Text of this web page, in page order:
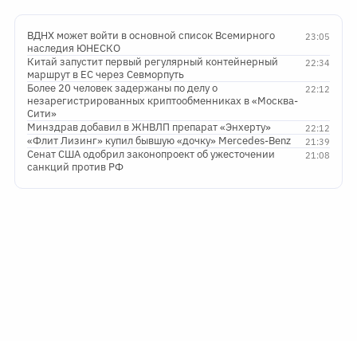
23:05
ВДНХ может войти в основной список Всемирного
наследия ЮНЕСКО
22:34
Китай запустит первый регулярный контейнерный
маршрут в ЕС через Севморпуть
22:12
Более 20 человек задержаны по делу о
незарегистрированных криптообменниках в «Москва-
Сити»
22:12
Минздрав добавил в ЖНВЛП препарат «Энхерту»
21:39
«Флит Лизинг» купил бывшую «дочку» Mercedes-Benz
21:08
Сенат США одобрил законопроект об ужесточении
санкций против РФ